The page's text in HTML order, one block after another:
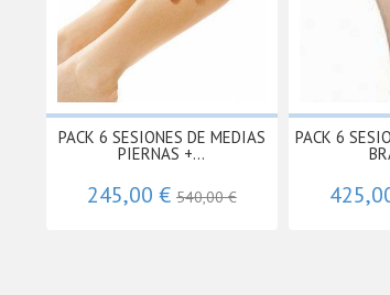
PACK 6 SESIONES DE MEDIAS
PIERNAS +...
245,00 € 540,00 €
PACK 6